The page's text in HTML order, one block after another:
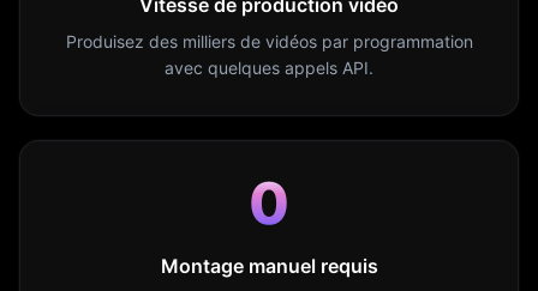
Vitesse de production vidéo
Produisez des milliers de vidéos par programmation
avec quelques appels API.
0
Montage manuel requis